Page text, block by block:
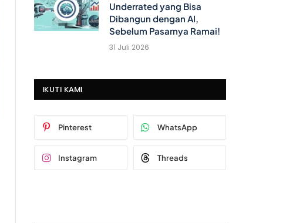
Underrated yang Bisa
Dibangun dengan AI,
Sebelum Pasarnya Ramai!
31 Juli 2026
IKUTI KAMI
Pinterest WhatsApp
Instagram Threads